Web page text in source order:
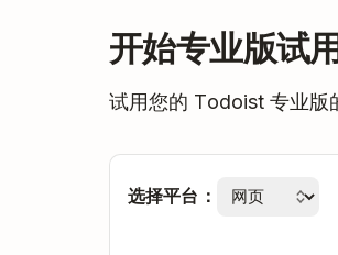
开始专业版试
试用您的 Todoist 专业版
选择平台：